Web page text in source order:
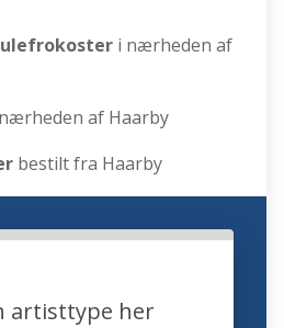
i nærheden af
af Haarby
bestilt fra Haarby
artisttype her